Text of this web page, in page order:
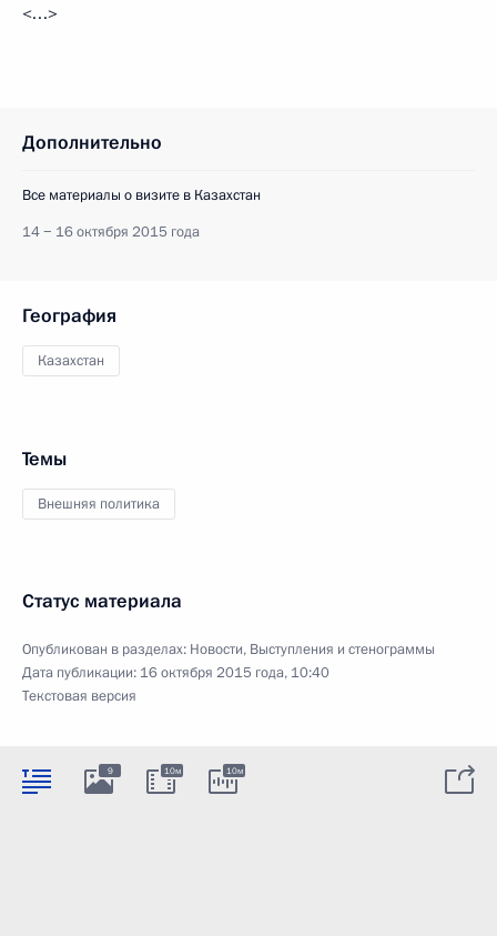
<…>
Дополнительно
Все материалы о визите в Казахстан
14 − 16 октября 2015 года
География
Казахстан
Темы
Внешняя политика
Статус материала
Опубликован в разделах: Новости, Выступления и стенограммы
Дата публикации: 16 октября 2015 года, 10:40
Текстовая версия
9 10м 10м